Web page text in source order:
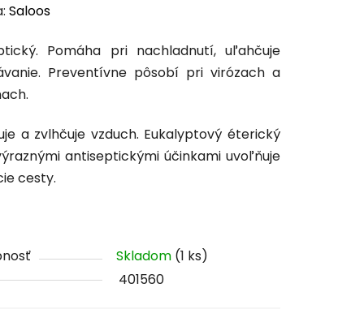
Saloos
Pomáha pri nachladnutí, uľahčuje
Preventívne pôsobí pri virózach a
a zvlhčuje vzduch. Eukalyptový éterický
antiseptickými účinkami uvoľňuje
cesty.
Skladom (1 ks)
401560